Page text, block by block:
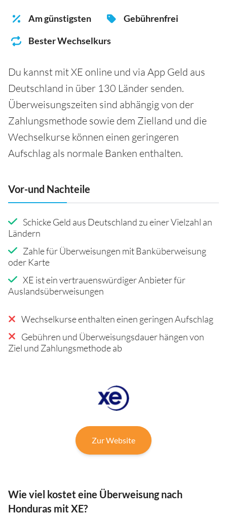
Am günstigsten
Gebührenfrei
Bester Wechselkurs
Du kannst mit XE online und via App Geld aus
Deutschland in über 130 Länder senden.
Überweisungszeiten sind abhängig von der
Zahlungsmethode sowie dem Zielland und die
Wechselkurse können einen geringeren
Aufschlag als normale Banken enthalten.
Vor-und Nachteile
Schicke Geld aus Deutschland zu einer Vielzahl an
Ländern
Zahle für Überweisungen mit Banküberweisung
oder Karte
XE ist ein vertrauenswürdiger Anbieter für
Auslandsüberweisungen
Wechselkurse enthalten einen geringen Aufschlag
Gebühren und Überweisungsdauer hängen von
Ziel und Zahlungsmethode ab
Zur Website
Wie viel kostet eine Überweisung nach
Honduras mit XE?